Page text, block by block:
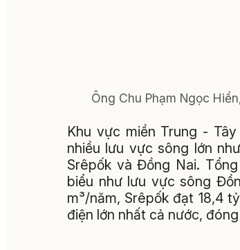
Ông Chu Phạm Ngọc
Khu vực miền Trung -
nhiều lưu vực sông lớn
Srêpốk và Đồng Nai.
biểu như lưu vực sông
m³/năm, Srêpốk đạt 18,4
điện lớn nhất cả nước,